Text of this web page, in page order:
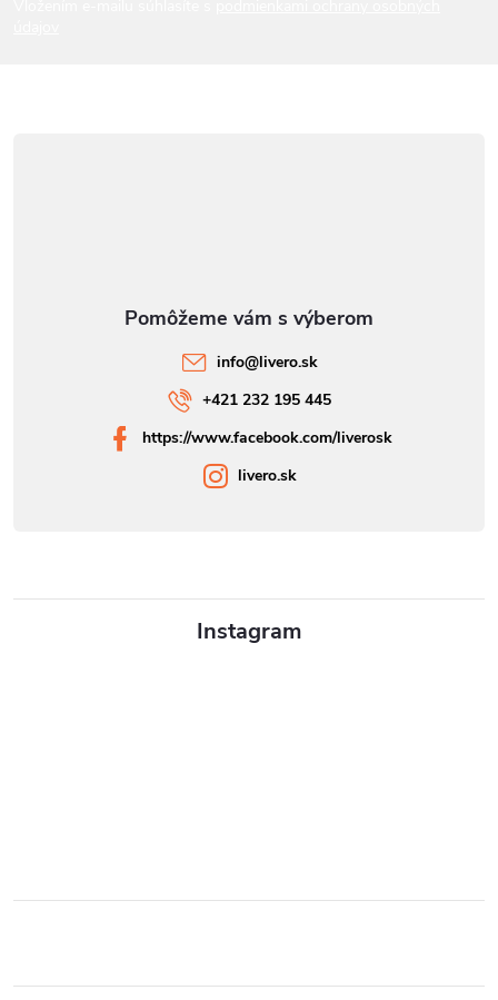
Instagram
info@livero.sk
+421 232 195 445
https://www.facebook.com/liverosk
livero.sk